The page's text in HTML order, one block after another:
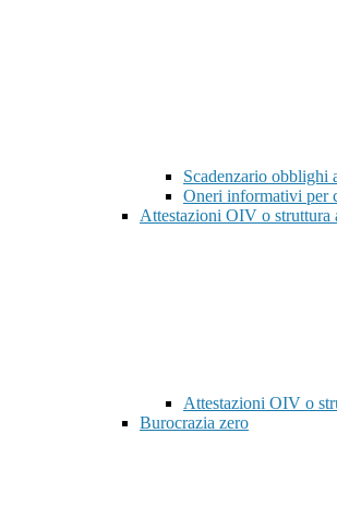
Scadenzario obblighi
Oneri informativi per
Attestazioni OIV o struttura
Attestazioni OIV o
Burocrazia zero